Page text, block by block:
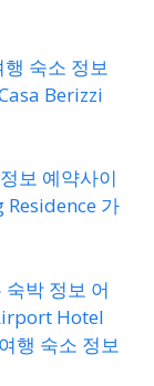
숙소 정보
Berizzi
보 예약사이
Residence 가
박 정보 어
Hotel
행 숙소 정보